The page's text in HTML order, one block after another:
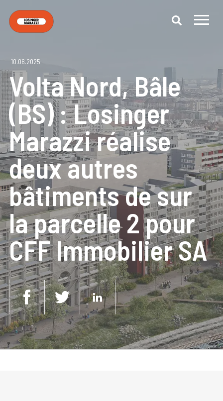
10.06.2025
Volta Nord, Bâle
(BS) : Losinger
Marazzi réalise
deux autres
bâtiments de sur
la parcelle 2 pour
CFF Immobilier SA